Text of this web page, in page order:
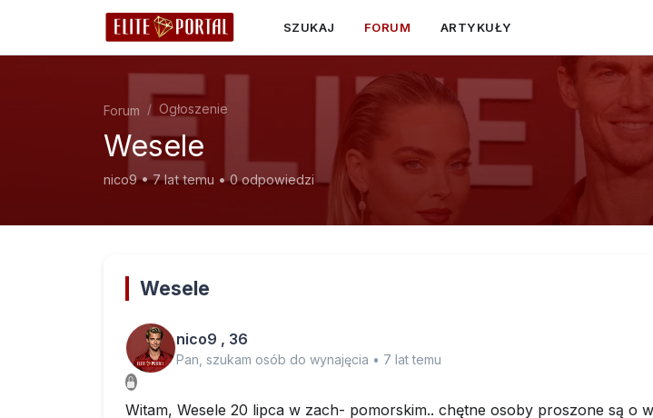
SZUKAJ FORUM ARTYKUŁY
Forum Ogłoszenie
Wesele
nico9 • 7 lat temu • 0 odpowiedzi
Wesele
nico9 , 36
Pan, szukam osób do wynajęcia • 7 lat temu
Witam, Wesele 20 lipca w zach- pomorskim.. chętne osoby proszone są o